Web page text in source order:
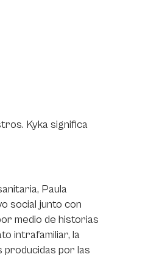
Kyka significa
Paula
social junto con
medio de historias
intrafamiliar, la
producidas por las